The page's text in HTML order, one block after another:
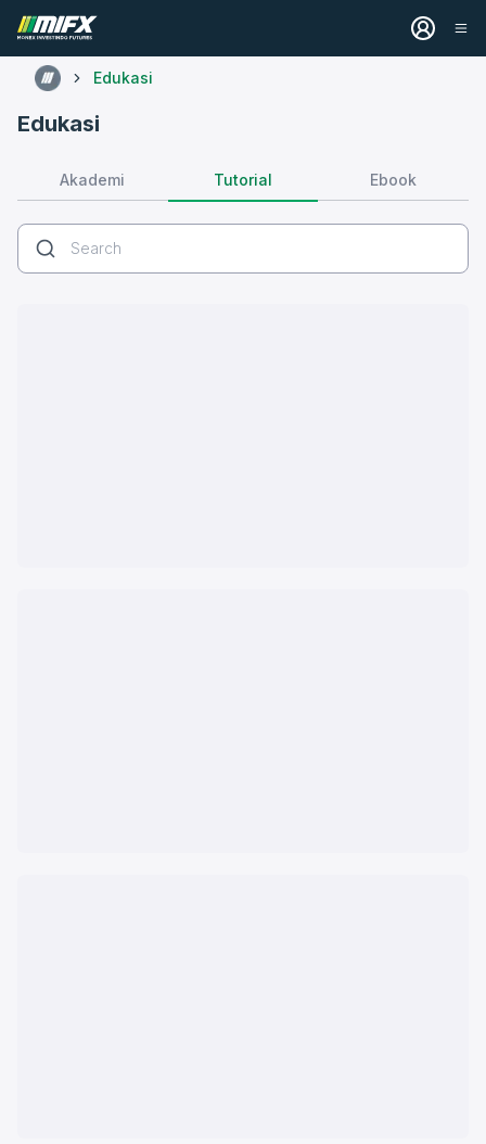
Edukasi
Edukasi
Akademi Tutorial Ebook